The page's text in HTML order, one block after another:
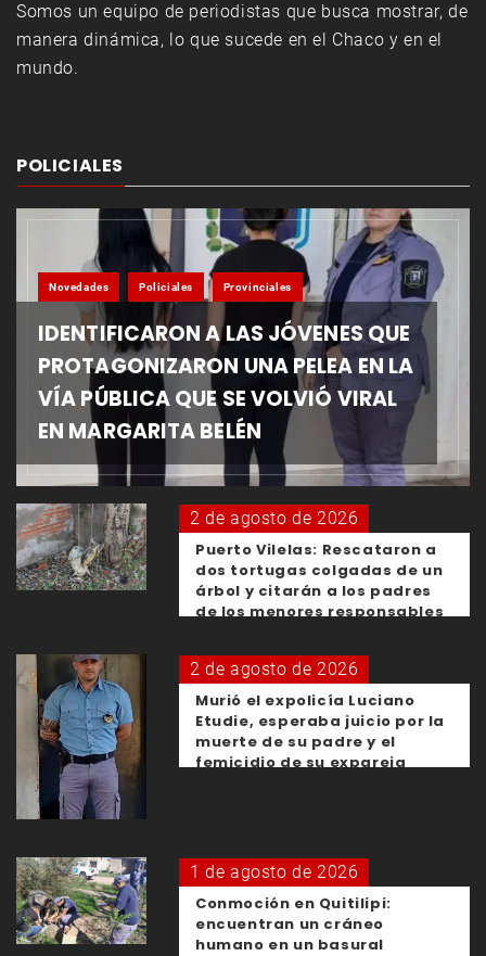
Somos un equipo de periodistas que busca mostrar, de
manera dinámica, lo que sucede en el Chaco y en el
mundo.
POLICIALES
Novedades Policiales Provinciales
IDENTIFICARON A LAS JÓVENES QUE
PROTAGONIZARON UNA PELEA EN LA
VÍA PÚBLICA QUE SE VOLVIÓ VIRAL
EN MARGARITA BELÉN
2 de agosto de 2026
Puerto Vilelas: Rescataron a
dos tortugas colgadas de un
árbol y citarán a los padres
de los menores responsables
2 de agosto de 2026
Murió el expolicía Luciano
Etudie, esperaba juicio por la
muerte de su padre y el
femicidio de su expareja
1 de agosto de 2026
Conmoción en Quitilipi:
encuentran un cráneo
humano en un basural